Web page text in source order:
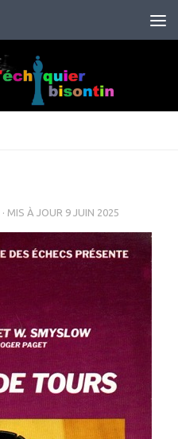
· MIS À JOUR 9 JUIN 2025